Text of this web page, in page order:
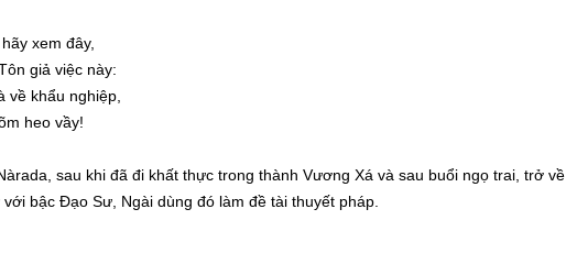
xem đây,
giả việc này:
về khẩu nghiệp,
heo vầy!
sau khi đã đi khất thực trong thành Vương Xá và sau buổi ngọ trai, trở về
bậc Ðạo Sư, Ngài dùng đó làm đề tài thuyết pháp.